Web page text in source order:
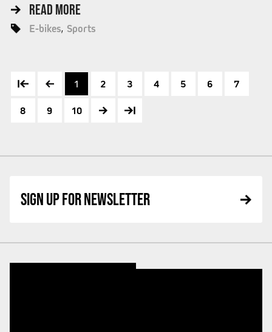
READ MORE
E-bikes Sports
1 2 3 4 5 6 7
8 9 10
SIGN UP FOR NEWSLETTER